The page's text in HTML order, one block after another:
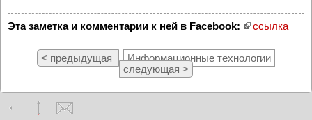
Эта заметка и комментарии к ней в Facebook: ссылка
< предыдущая
Информационные технологии
следующая >